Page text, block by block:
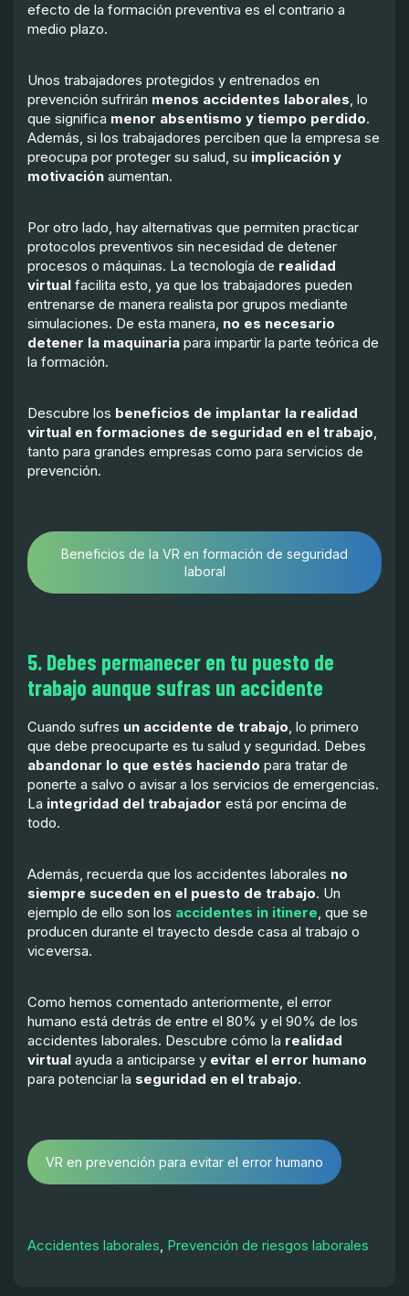
efecto de la formación preventiva es el contrario a
medio plazo.
Unos trabajadores protegidos y entrenados en
prevención sufrirán menos accidentes laborales, lo
que significa menor absentismo y tiempo perdido.
Además, si los trabajadores perciben que la empresa se
preocupa por proteger su salud, su implicación y
motivación aumentan.
Por otro lado, hay alternativas que permiten practicar
protocolos preventivos sin necesidad de detener
procesos o máquinas. La tecnología de realidad
virtual facilita esto, ya que los trabajadores pueden
entrenarse de manera realista por grupos mediante
simulaciones. De esta manera, no es necesario
detener la maquinaria para impartir la parte teórica de
la formación.
Descubre los beneficios de implantar la realidad
virtual en formaciones de seguridad en el trabajo,
tanto para grandes empresas como para servicios de
prevención.
Beneficios de la VR en formación de seguridad
laboral
5. Debes permanecer en tu puesto de
trabajo aunque sufras un accidente
Cuando sufres un accidente de trabajo, lo primero
que debe preocuparte es tu salud y seguridad. Debes
abandonar lo que estés haciendo para tratar de
ponerte a salvo o avisar a los servicios de emergencias.
La integridad del trabajador está por encima de
todo.
Además, recuerda que los accidentes laborales no
siempre suceden en el puesto de trabajo. Un
ejemplo de ello son los accidentes in itinere, que se
producen durante el trayecto desde casa al trabajo o
viceversa.
Como hemos comentado anteriormente, el error
humano está detrás de entre el 80% y el 90% de los
accidentes laborales. Descubre cómo la realidad
virtual ayuda a anticiparse y evitar el error humano
para potenciar la seguridad en el trabajo.
VR en prevención para evitar el error humano
Accidentes laborales, Prevención de riesgos laborales